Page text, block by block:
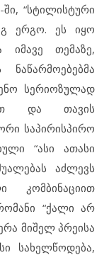
“სტილისტური
ერგო. ეს იყო
იმავე თემაზე,
სერიოზულად
და თავის
საპირისპირო
“ასი ათასი
აძლევს
კომბინაციით
“ქალი არ
მიშელ პრეისა
სახელწოდება,